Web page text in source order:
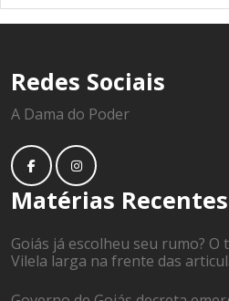
Redes Sociais
A Dama do Poder
Matérias Recentes
Goiás já escolheu seu rumo? O
Vilela larga na frente das